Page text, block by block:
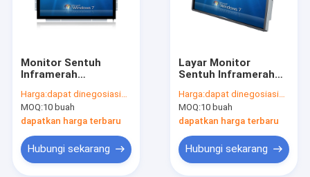
Monitor Sentuh
Inframerah
Harga:dapat dinegosiasikan
MOQ:10 buah
dapatkan harga terbaru
Hubungi sekarang
Layar Monitor
Sentuh Inframerah
Multi Touch Anti
Vandal
Harga:dapat dinegosiasikan
MOQ:10 buah
dapatkan harga terbaru
Hubungi sekarang